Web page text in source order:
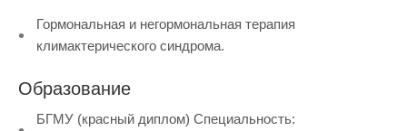
Гормональная и негормональная терапия
климактерического синдрома.
Образование
БГМУ (красный диплом) Специальность: